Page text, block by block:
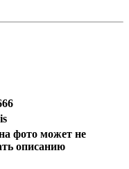
фото может не
описанию